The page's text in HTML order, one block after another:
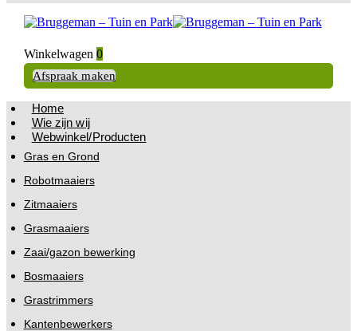
Winkelwagen 0
Afspraak maken
Home
Wie zijn wij
Webwinkel/Producten
Gras en Grond
Robotmaaiers
Zitmaaiers
Grasmaaiers
Zaai/gazon bewerking
Bosmaaiers
Grastrimmers
Kantenbewerkers